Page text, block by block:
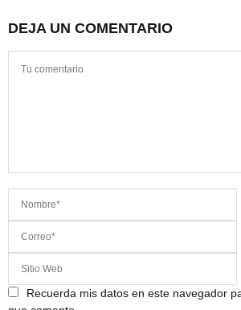
DEJA UN COMENTARIO
Recuerda mis datos en este navegador